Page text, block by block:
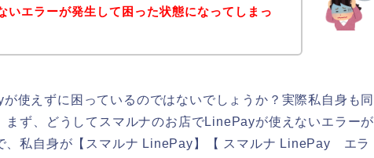
いエラーが発生して困った状態になってしまっ
使えずに困っているのではないでしょうか？実際私自身も同
まず、どうしてスマルナのお店でLinePayが使えないエラーが
、私自身が【スマルナ LinePay】【 スマルナ LinePay エラ